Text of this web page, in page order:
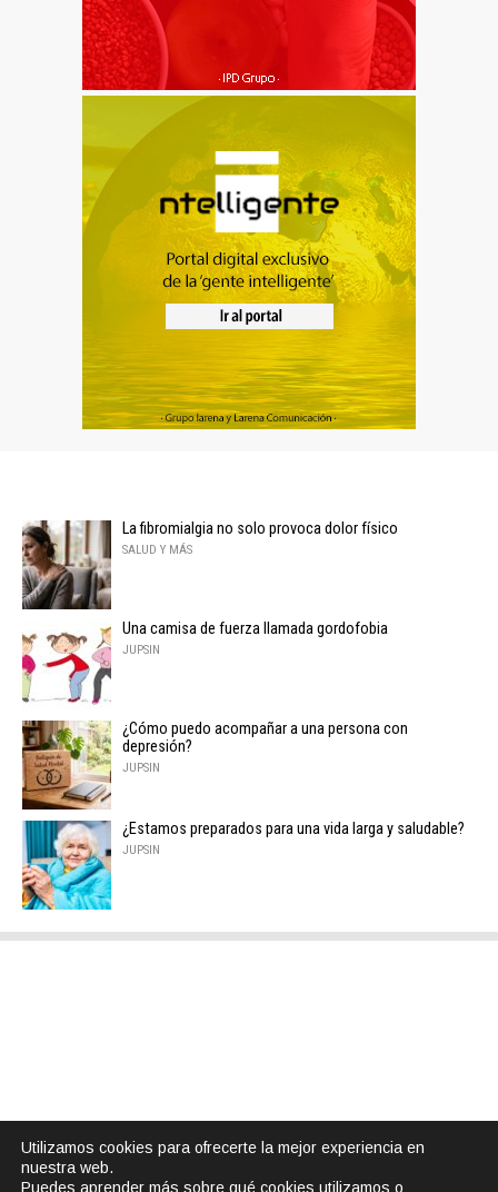
La fibromialgia no solo provoca dolor físico
SALUD Y MÁS
Una camisa de fuerza llamada gordofobia
JUPSIN
¿Cómo puedo acompañar a una persona con
depresión?
JUPSIN
¿Estamos preparados para una vida larga y saludable?
JUPSIN
Utilizamos cookies para ofrecerte la mejor experiencia en
nuestra web.
Puedes aprender más sobre qué cookies utilizamos o